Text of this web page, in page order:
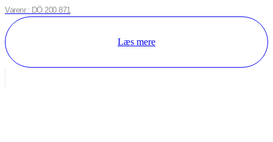
Varenr.: DÖ 200 871
Læs mere